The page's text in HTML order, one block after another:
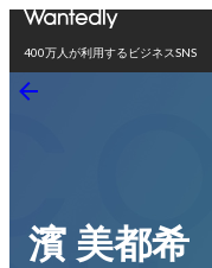
400万人が利用するビジネスSNS
濱 美都希